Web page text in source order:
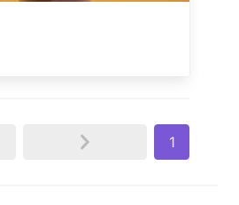
1